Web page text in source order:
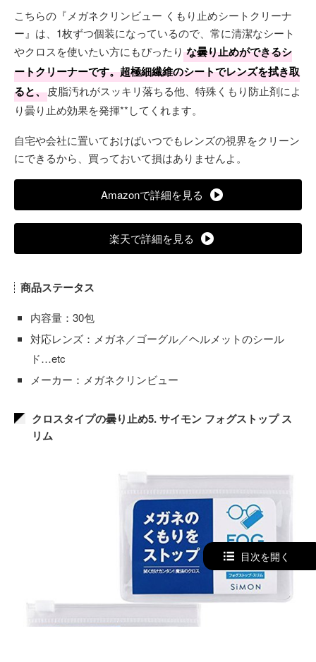
こちらの『メガネクリンビュー くもり止めシートクリーナ
ー』は、1枚ずつ個装になっているので、常に清潔なシート
やクロスを使いたい方にもぴったり な曇り止めができるシ
ートクリーナーです。超極細繊維のシートでレンズを拭き取
ると、皮脂汚れがスッキリ落ちる他、特殊くもり防止剤によ
り曇り止め効果を発揮**してくれます。
自宅や会社に置いておけばいつでもレンズの視界をクリーン
にできるから、買っておいて損はありませんよ。
Amazonで詳細を見る
楽天で詳細を見る
商品ステータス
内容量：30包
対応レンズ：メガネ／ゴーグル／ヘルメットのシール
ド…etc
メーカー：メガネクリンビュー
クロスタイプの曇り止め5. サイモン フォグストップ ス
リム
目次を開く